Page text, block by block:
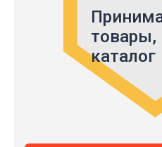
товары,
каталог